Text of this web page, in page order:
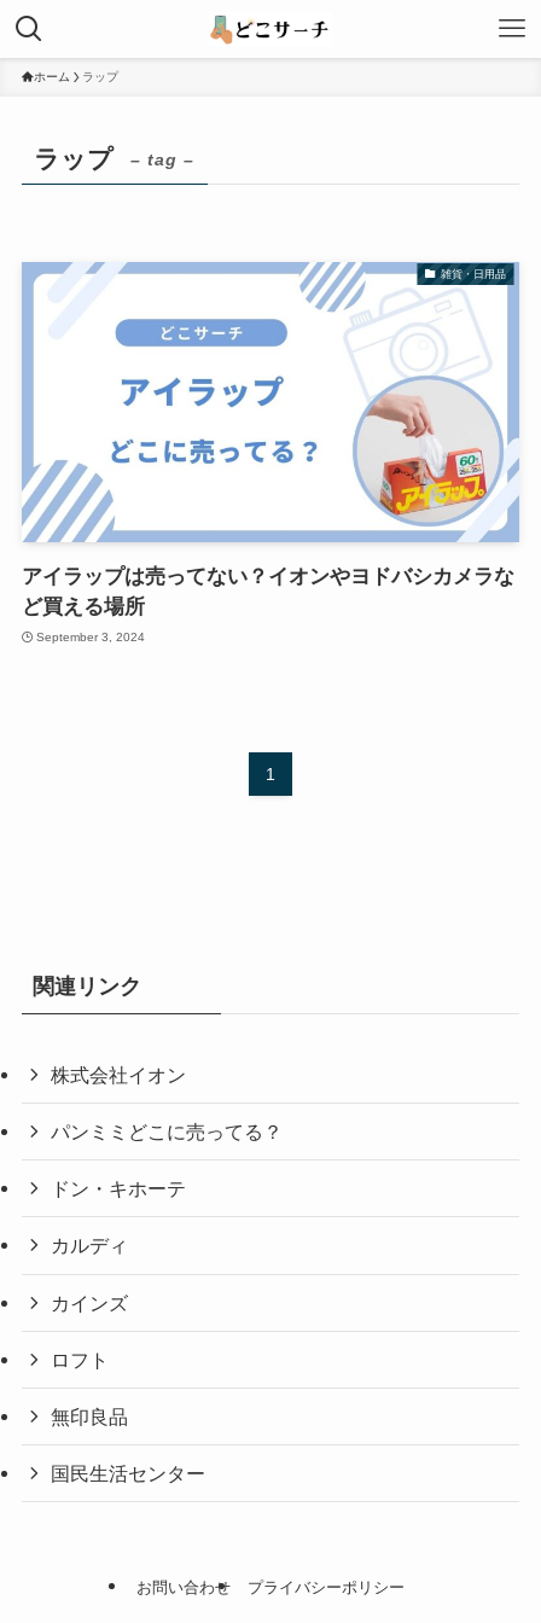
ホーム ラップ
ラップ – tag –
雑貨・日用品
アイラップは売ってない？イオンやヨドバシカメラな
ど買える場所
September 3, 2024
1
関連リンク
株式会社イオン
パンミミどこに売ってる？
ドン・キホーテ
カルディ
カインズ
ロフト
無印良品
国民生活センター
お問い合わせ プライバシーポリシー